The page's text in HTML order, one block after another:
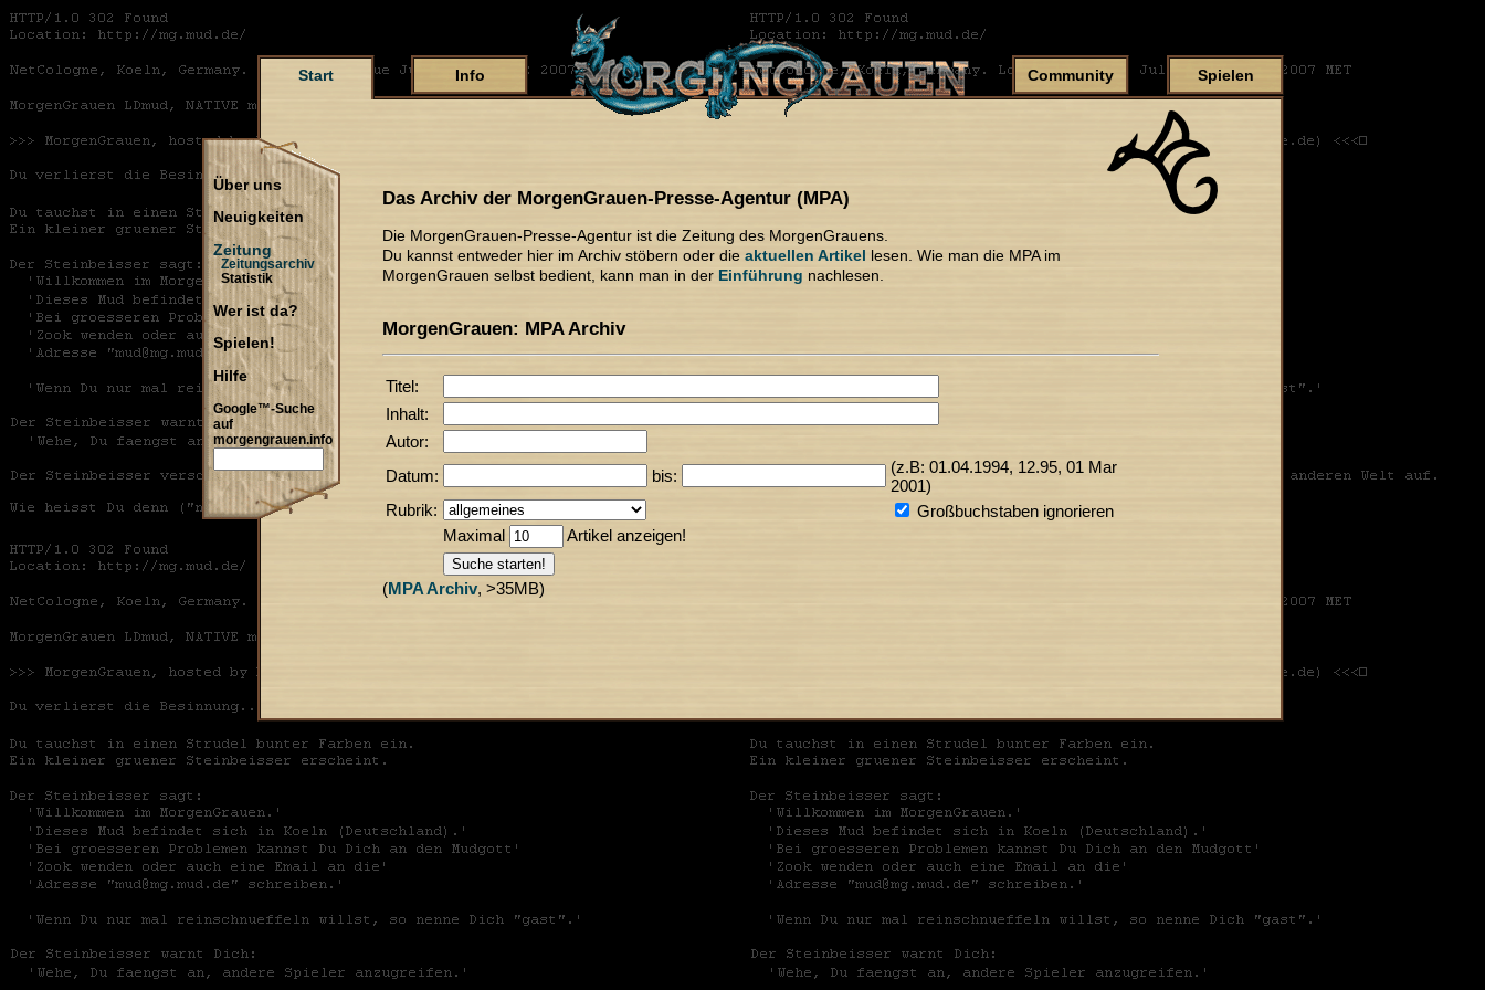
Start Info Community Spielen
Über uns
Neuigkeiten
Zeitung
Zeitungsarchiv
Statistik
Wer ist da?
Spielen!
Hilfe
Google™-Suche
auf
morgengrauen.info
Das Archiv der MorgenGrauen-Presse-Agentur (MPA)
Die MorgenGrauen-Presse-Agentur ist die Zeitung des MorgenGrauens.
Du kannst entweder hier im Archiv stöbern oder die aktuellen Artikel lesen. Wie man die MPA im
MorgenGrauen selbst bedient, kann man in der Einführung nachlesen.
MorgenGrauen: MPA Archiv
Titel:
Inhalt:
Autor:
Datum:
bis:
(z.B: 01.04.1994, 12.95, 01 Mar
2001)
Rubrik:
Großbuchstaben ignorieren
Maximal
Artikel anzeigen!
(MPA Archiv, >35MB)